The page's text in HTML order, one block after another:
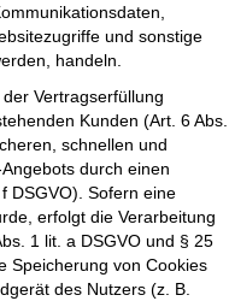
und sonstige
handeln.
Vertragserfüllung
Kunden (Art. 6 Abs.
schnellen und
durch einen
DSGVO). Sofern eine
erfolgt die Verarbeitung
1 lit. a DSGVO und § 25
Speicherung von Cookies
des Nutzers (z. B.